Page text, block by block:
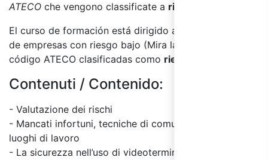
ATECO che vengono classificate a rischio basso
El curso de formación está dirigido a los trabajadores
de empresas con riesgo bajo (Mira las empresas con
código ATECO clasificadas como riesgo bajo
Contenuti / Contenido:
- Valutazione dei rischi
- Mancati infortuni, tecniche di comunicazione nei
luoghi di lavoro
- La sicurezza nell’uso di videoterminali